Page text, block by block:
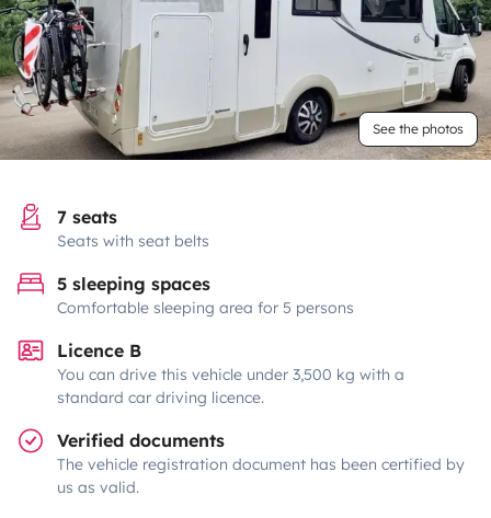
See the photos
7 seats
Seats with seat belts
5 sleeping spaces
Comfortable sleeping area for 5 persons
Licence B
You can drive this vehicle under 3,500 kg with a
standard car driving licence.
Verified documents
The vehicle registration document has been certified by
us as valid.